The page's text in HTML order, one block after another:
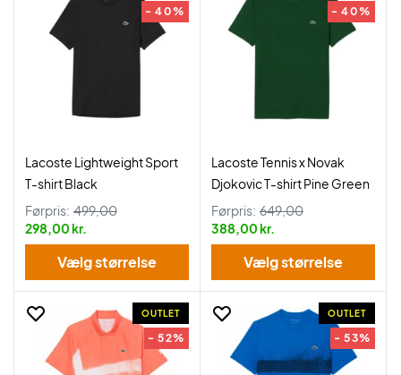
- 40%
Lacoste Lightweight Sport
T-shirt Black
Førpris: 499,00
298,00 kr.
Vælg størrelse
- 40%
Lacoste Tennis x Novak
Djokovic T-shirt Pine Green
Førpris: 649,00
388,00 kr.
Vælg størrelse
OUTLET
- 52%
OUTLET
- 53%